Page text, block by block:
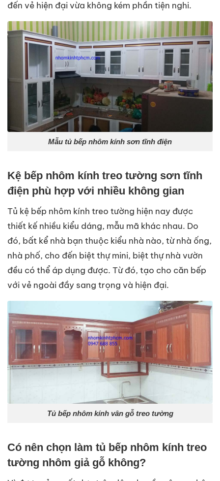
đến vẻ hiện đại vừa không kém phần tiện nghi.
Mẫu tủ bếp nhôm kính sơn tĩnh điện
Kệ bếp nhôm kính treo tường sơn tĩnh
điện phù hợp với nhiều không gian
Tủ kệ bếp nhôm kính treo tường hiện nay được
thiết kế nhiều kiểu dáng, mẫu mã khác nhau. Do
đó, bất kể nhà bạn thuộc kiểu nhà nào, từ nhà ống,
nhà phố, cho đến biệt thự mini, biệt thự nhà vườn
đều có thể áp dụng được. Từ đó, tạo cho căn bếp
với vẻ ngoài đầy sang trọng và hiện đại.
Tủ bếp nhôm kính vân gỗ treo tường
Có nên chọn làm tủ bếp nhôm kính treo
tường nhôm giả gỗ không?